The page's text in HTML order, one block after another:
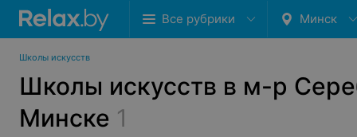
Все рубрики Минск
Школы искусств
Школы искусств в м-р
Минске 1